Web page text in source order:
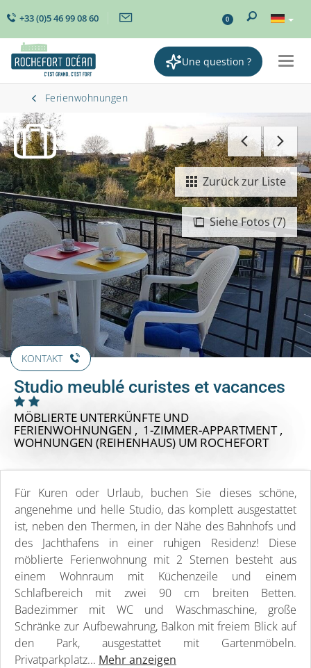
+33 (0)5 46 99 08 60 0
Une question ?
Ferienwohnungen
Siehe Fotos (7)
Zurück zur Liste
KONTAKT
Studio meublé curistes et vacances
MÖBLIERTE UNTERKÜNFTE UND
FERIENWOHNUNGEN , 1-ZIMMER-APPARTMENT ,
WOHNUNGEN (REIHENHAUS) UM ROCHEFORT
Für Kuren oder Urlaub, buchen Sie dieses schöne,
angenehme und helle Studio, das komplett ausgestattet
ist, neben den Thermen, in der Nähe des Bahnhofs und
des Jachthafens in einer ruhigen Residenz! Diese
möblierte Ferienwohnung mit 2 Sternen besteht aus
einem Wohnraum mit Küchenzeile und einem
Schlafbereich mit zwei 90 cm breiten Betten.
Badezimmer mit WC und Waschmaschine, große
Schränke zur Aufbewahrung, Balkon mit freiem Blick auf
den Park, ausgestattet mit Gartenmöbeln.
Privatparkplatz... Mehr anzeigen